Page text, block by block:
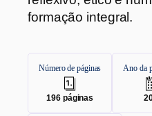
formação integral.
Número de páginas
196páginas
Ano da
.